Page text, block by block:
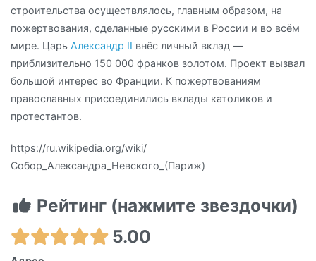
строительства осуществлялось, главным образом, на
пожертвования, сделанные русскими в России и во всём
мире. Царь Александр II внёс личный вклад —
приблизительно 150 000 франков золотом. Проект вызвал
большой интерес во Франции. К пожертвованиям
православных присоединились вклады католиков и
протестантов.
https://ru.wikipedia.org/wiki/
Собор_Александра_Невского_(Париж)
Рейтинг (нажмите звездочки)
5.00